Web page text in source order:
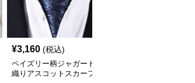
¥3,160 (税込)
ペイズリー柄ジャガード
織りアスコットスカーフ